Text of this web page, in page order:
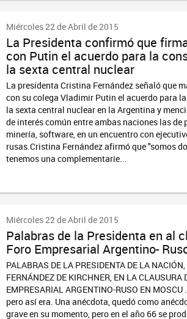
Miércoles 22 de Abril de 2015
La Presidenta confirmó que
con Putin el acuerdo para la
la sexta central nuclear
La presidenta Cristina Fernández señaló que
con su colega Vladimir Putin el acuerdo para
la sexta central nuclear en la Argentina y
de interés común entre ambas naciones las de
minería, software, en un encuentro con
rusas.Cristina Fernández afirmó que "somos
tenemos una complementarie...
Miércoles 22 de Abril de 2015
Palabras de la Presidenta en al
Foro Empresarial Argentino-
PALABRAS DE LA PRESIDENTA DE LA
FERNÁNDEZ DE KIRCHNER, EN LA CLAUSURA
EMPRESARIAL ARGENTINO-RUSO EN
pero así era. Una anécdota, quedó como
grave en su momento, pero en el año 66 se